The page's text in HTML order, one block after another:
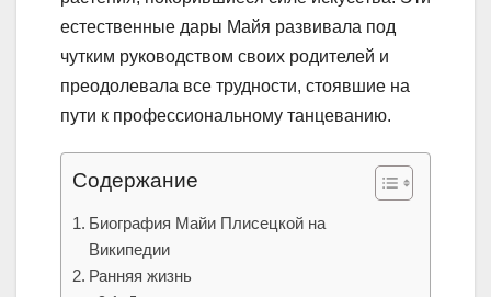
естественные дары Майя развивала под
чутким руководством своих родителей и
преодолевала все трудности, стоявшие на
пути к профессиональному танцеванию.
Содержание
Биография Майи Плисецкой на
Википедии
Ранняя жизнь